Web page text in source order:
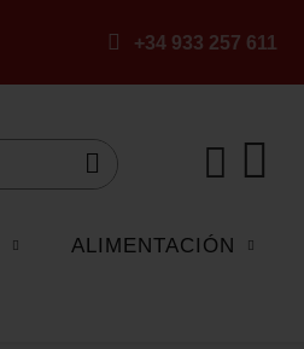
+34 933 257 611
ALIMENTACIÓN